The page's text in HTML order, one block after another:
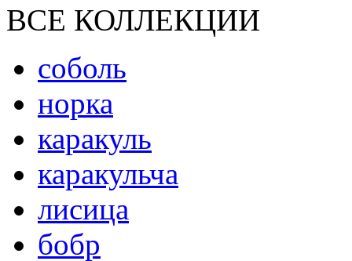
ВСЕ КОЛЛЕКЦИИ
соболь
норка
каракуль
каракульча
лисица
бобр